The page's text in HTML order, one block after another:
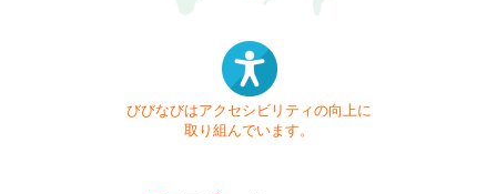
びびなびはアクセシビリティの向上に
取り組んでいます。